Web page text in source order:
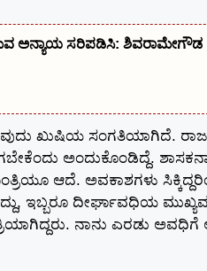
ಅನ್ಯಾಯ ಸರಿಪಡಿಸಿ: ಶಿವರಾಮೇಗೌಡ
ಖುಷಿಯ ಸಂಗತಿಯಾಗಿದೆ.
ಅಂದುಕೊಂಡಿದ್ದೆ.
ಆದೆ. ಅವಕಾಶಗಳು
ಇಬ್ಬರೂ ದೀರ್ಘಾವಧಿಯ
ನಾನು ಎರಡು ಅವಧಿಗೆ